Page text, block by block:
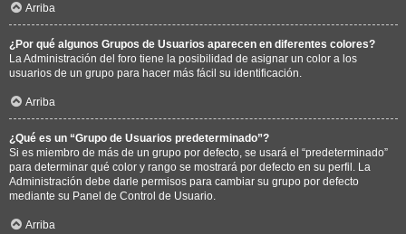
Arriba
¿Por qué algunos Grupos de Usuarios aparecen en diferentes colores?
La Administración del foro tiene la posibilidad de asignar un color a los
usuarios de un grupo para hacer más fácil su identificación.
Arriba
¿Qué es un “Grupo de Usuarios predeterminado”?
Si es miembro de más de un grupo por defecto, se usará el “predeterminado”
para determinar qué color y rango se mostrará por defecto en su perfil. La
Administración debe darle permisos para cambiar su grupo por defecto
mediante su Panel de Control de Usuario.
Arriba